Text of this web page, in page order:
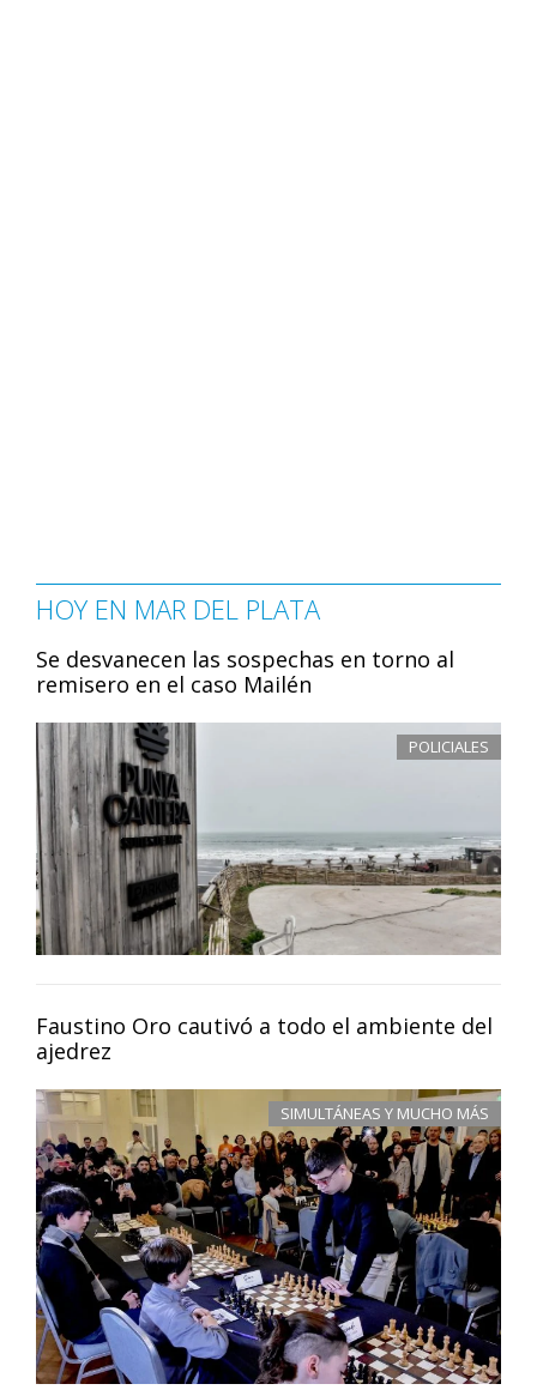
HOY EN MAR DEL PLATA
Se desvanecen las sospechas en torno al
remisero en el caso Mailén
POLICIALES
Faustino Oro cautivó a todo el ambiente del
ajedrez
SIMULTÁNEAS Y MUCHO MÁS